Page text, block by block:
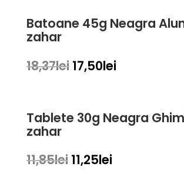
Batoane 45g Neagra
zahar
18,37lei Prețul
fost:
18,37lei.
17,50leiPrețul
17,50lei.
Tablete 30g Neagra
zahar
11,85lei Prețul
11,25leiPrețul